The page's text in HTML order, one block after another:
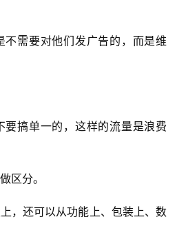
需要对他们发广告的，而是维
要搞单一的，这样的流量是浪费
区分。
，还可以从功能上、包装上、数